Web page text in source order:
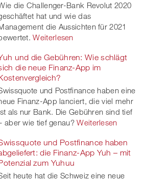
die Challenger-Bank Revolut 2020
hat und wie das
die Aussichten für 2021
Weiterlesen
und die Gebühren: Wie schlägt
die neue Finanz-App im
und Postfinance haben eine
Finanz-App lanciert, die viel mehr
als nur Bank. Die Gebühren sind tief
aber wie tief genau? Weiterlesen
und Postfinance haben
die Finanz-App Yuh – mit
zum Yuhuu
heute hat die Schweiz eine neue